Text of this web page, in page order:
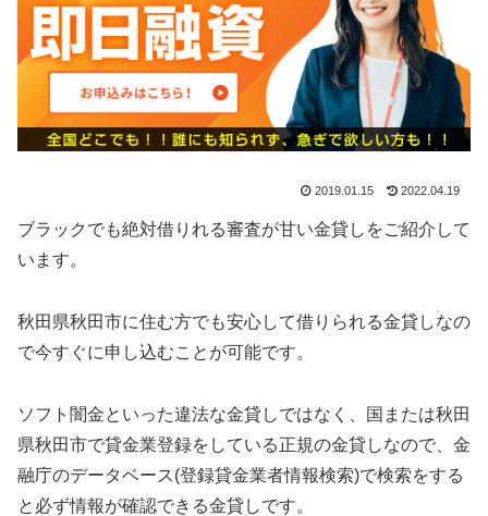
2019.01.15 2022.04.19
ブラックでも絶対借りれる審査が甘い金貸しをご紹介して
います。
秋田県秋田市に住む方でも安心して借りられる金貸しなの
で今すぐに申し込むことが可能です。
ソフト闇金といった違法な金貸しではなく、国または秋田
県秋田市で貸金業登録をしている正規の金貸しなので、金
融庁のデータベース(登録貸金業者情報検索)で検索をする
と必ず情報が確認できる金貸しです。